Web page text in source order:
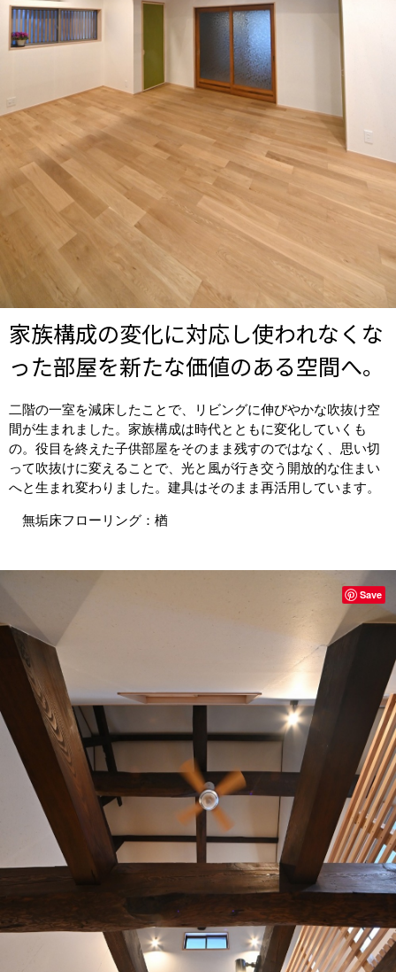
家族構成の変化に対応し使われなくな
った部屋を新たな価値のある空間へ。
二階の一室を減床したことで、リビングに伸びやかな吹抜け空
間が生まれました。家族構成は時代とともに変化していくも
の。役目を終えた子供部屋をそのまま残すのではなく、思い切
って吹抜けに変えることで、光と風が行き交う開放的な住まい
へと生まれ変わりました。建具はそのまま再活用しています。
無垢床フローリング：楢
Save